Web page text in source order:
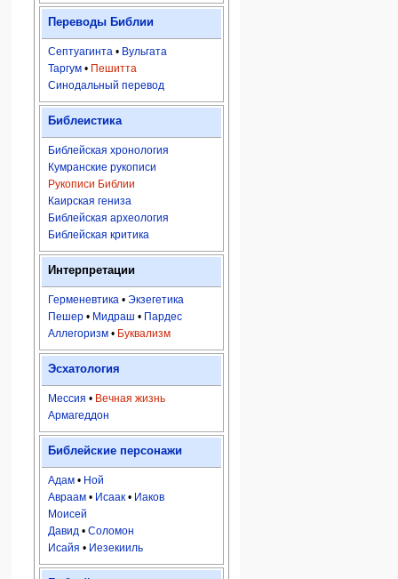
Переводы Библии
Септуагинта • Вульгата
Таргум• Пешитта
Синодальный перевод
Библеистика
Библейская хронология
Кумранские рукописи
Рукописи Библии
Каирская гениза
Библейская археология
Библейская критика
Интерпретации
Герменевтика • Экзегетика
Пешер• Мидраш • Пардес
Аллегоризм• Буквализм
Эсхатология
Мессия • Вечная жизнь
Армагеддон
Библейские персонажи
Адам• Ной
Авраам• Исаак• Иаков
Моисей
Давид • Соломон
Исайя • Иезекииль